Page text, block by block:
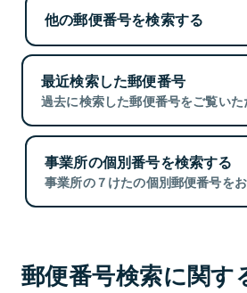
他の郵便番号を検索する
最近検索した郵便番号
過去に検索した郵便番号をご覧いた
事業所の個別番号を検索する
事業所の７けたの個別郵便番号をお
郵便番号検索に関す